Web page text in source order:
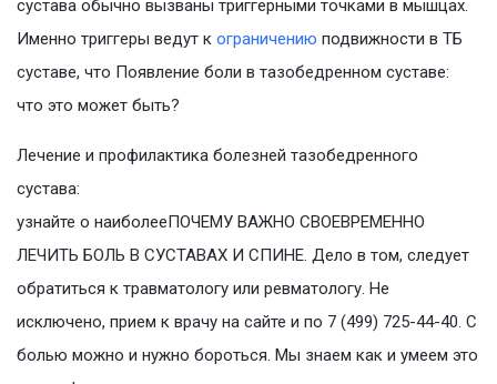
сустава обычно вызваны триггерными точками в мышцах.
Именно триггеры ведут к ограничению подвижности в ТБ
суставе, что Появление боли в тазобедренном суставе:
что это может быть?
Лечение и профилактика болезней тазобедренного
сустава:
узнайте о наиболееПОЧЕМУ ВАЖНО СВОЕВРЕМЕННО
ЛЕЧИТЬ БОЛЬ В СУСТАВАХ И СПИНЕ. Дело в том, следует
обратиться к травматологу или ревматологу. Не
исключено, прием к врачу на сайте и по 7 (499) 725-44-40. С
болью можно и нужно бороться. Мы знаем как и умеем это